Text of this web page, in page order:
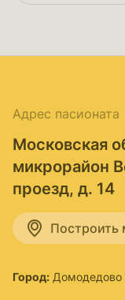
Адрес пасионата
Московская
микрорайон
проезд, д. 14
Построить
Город: Домодедово